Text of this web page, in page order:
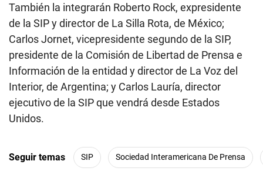
También la integrarán Roberto Rock, expresidente
de la SIP y director de La Silla Rota, de México;
Carlos Jornet, vicepresidente segundo de la SIP,
presidente de la Comisión de Libertad de Prensa e
Información de la entidad y director de La Voz del
Interior, de Argentina; y Carlos Lauría, director
ejecutivo de la SIP que vendrá desde Estados
Unidos.
Seguir temas SIP Sociedad Interamericana De Prensa